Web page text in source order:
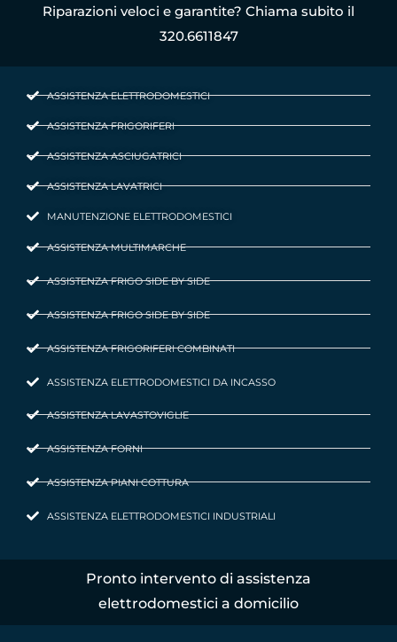
Riparazioni veloci e garantite? Chiama subito il
320.6611847
ASSISTENZA ELETTRODOMESTICI
ASSISTENZA FRIGORIFERI
ASSISTENZA ASCIUGATRICI
ASSISTENZA LAVATRICI
MANUTENZIONE ELETTRODOMESTICI
ASSISTENZA MULTIMARCHE
ASSISTENZA FRIGO SIDE BY SIDE
ASSISTENZA FRIGO SIDE BY SIDE
ASSISTENZA FRIGORIFERI COMBINATI
ASSISTENZA ELETTRODOMESTICI DA INCASSO
ASSISTENZA LAVASTOVIGLIE
ASSISTENZA FORNI
ASSISTENZA PIANI COTTURA
ASSISTENZA ELETTRODOMESTICI INDUSTRIALI
Pronto intervento di assistenza
elettrodomestici a domicilio